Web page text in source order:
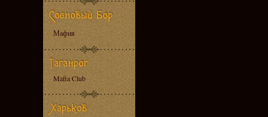
Мафия
Mafia Club